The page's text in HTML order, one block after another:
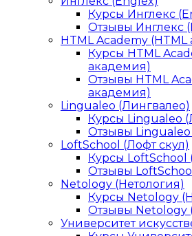
Курсы Инглекс
Отзывы Инглекс
HTML Academy
Курсы HTML
академия)
Отзывы HTML
академия)
Lingualeo (Лингвалео)
Курсы Lingualeo
Отзывы
LoftSchool (Лофт скул)
Курсы LoftSchool
Отзывы
Netology (Нетология)
Курсы Netology
Отзывы Netology
Университет